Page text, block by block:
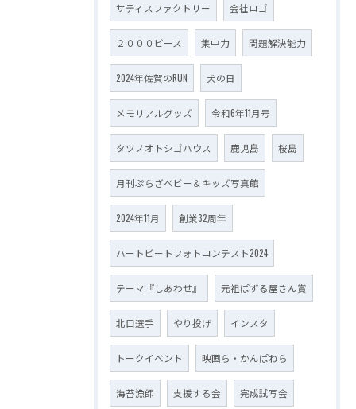
サティスファクトリー 会社ロゴ
２０００ピース 集中力 問題解決能力
2024年佐賀のRUN 犬の日
メモリアルグッズ 令和6年11月号
タツノオトシゴハウス 鹿児島 桜島
月刊ぷらざベビー＆キッズ写真館
2024年11月 創業32周年
ハートビートフォトコンテスト2024
テーマ『しあわせ』 元祖ぱずる屋さん賞
北口選手 やり投げ インスタ
トークイベント 映画ら・かんぱねら
海苔漁師 支援する会 完成試写会